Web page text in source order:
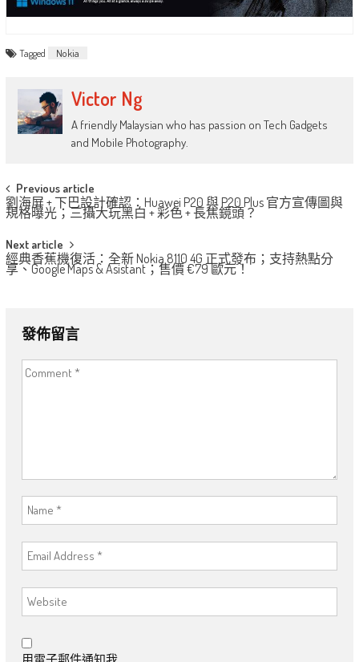
Tagged Nokia
Victor Ng
A friendly Malaysian who has passion on Tech Gadgets
and Mobile Photography.
Post
navigation
Previous article
劉海屏 + 下巴設計確認：Huawei P20 與 P20 Plus 官方宣傳圖與
規格曝光；三攝大玩黑白 + 彩色 + 長焦鏡頭？
Next article
經典香蕉機復活：全新 Nokia 8110 4G 正式發布；支持熱點分
享、Google Maps & Asistant；售價 €79 歐元！
發佈留言